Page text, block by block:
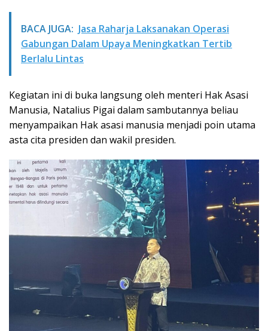
BACA JUGA: Jasa Raharja Laksanakan Operasi
Gabungan Dalam Upaya Meningkatkan Tertib
Berlalu Lintas
Kegiatan ini di buka langsung oleh menteri Hak Asasi
Manusia, Natalius Pigai dalam sambutannya beliau
menyampaikan Hak asasi manusia menjadi poin utama
asta cita presiden dan wakil presiden.